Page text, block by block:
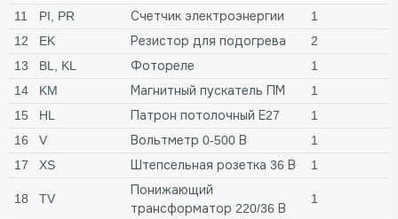
11
PI, PR Счетчик электроэнергии
1
12
EK Резистор для подогрева
2
13
BL, KL Фотореле
1
14
KM Магнитный пускатель ПМ
1
15
HL Патрон потолочный Е27
1
16
V Вольтметр 0-500 В
1
17
XS Штепсельная розетка 36 В 1
18 TV
Понижающий
трансформатор 220/36 В
1